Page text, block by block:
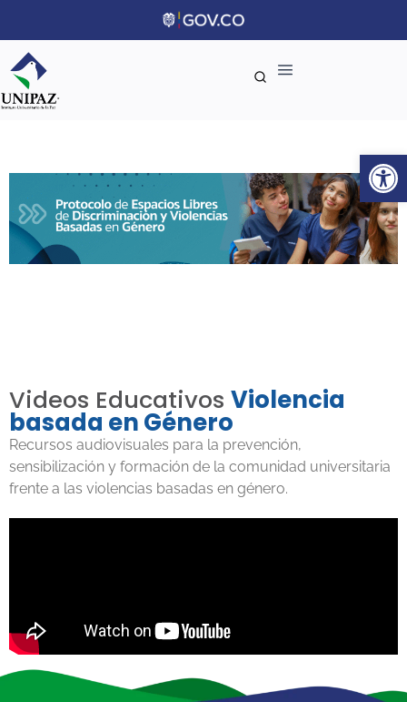
Videos Educativos Violencia
basada en Género
Recursos audiovisuales para la prevención,
sensibilización y formación de la comunidad universitaria
frente a las violencias basadas en género.